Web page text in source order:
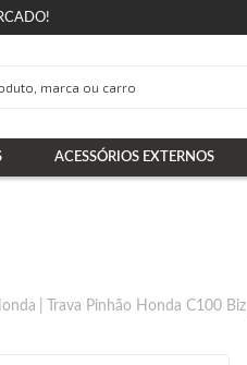
ACESSÓRIOS EXTERNOS
Trava Pinhão Honda C100 Biz